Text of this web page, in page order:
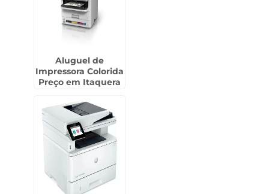
Aluguel de
Impressora Colorida
Preço em Itaquera